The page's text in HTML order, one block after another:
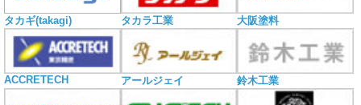
タカギ(takagi) タカラ工業 大阪塗料
ACCRETECH アールジェイ 鈴木工業